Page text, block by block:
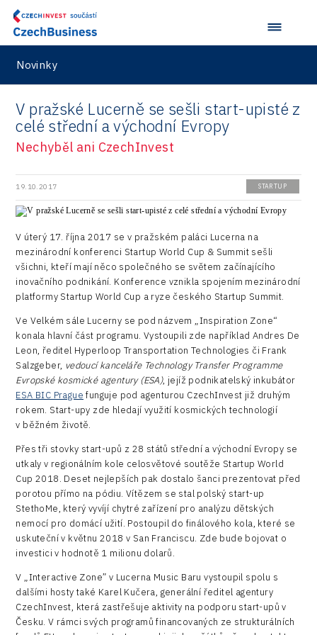
Stavario
VisionCraft
Hunter Games
Kaleido
Services
Testing
City
Drones
Rail
Road
Connectivity
Consulting
Data services
Devices
Infrastructure
Logic/MaaS
R&D
Vehicles
Kreativní průmysl
Podpora podnikání
Průmyslová zóna
Příhraničí
Společenská odpovědnost
Technická infrastruktura
Technické vzdělávání
Zaměstnanost
Investičně atraktivní region 2019
Konference Potenciál místní ekonomiky 2022
Konference Potenciál místní ekonomiky 2021
Konference Potenciál místní ekonomiky 2019
Konference Potenciál místní ekonomiky 2018
Představení průběžného pokroku projektu
Pasportizace
Ústí nad Labem
Novinky
V pražské Lucerně se sešli start-upisté z
celé střední a východní Evropy
Nechyběl ani CzechInvest
19.10.2017 STARTUP
V úterý 17. října 2017 se v pražském paláci Lucerna na
mezinárodní konferenci Startup World Cup & Summit sešli
všichni, kteří mají něco společného se světem začínajícího
inovačního podnikání. Konference vznikla spojením mezinárodní
platformy Startup World Cup a ryze českého Startup Summit.
Ve Velkém sále Lucerny se pod názvem „Inspiration Zone“
konala hlavní část programu. Vystoupili zde například Andres De
Leon, ředitel Hyperloop Transportation Technologies či Frank
Salzgeber, vedoucí kanceláře Technology Transfer Programme
Evropské kosmické agentury (ESA), jejíž podnikatelský inkubátor
ESA BIC Prague funguje pod agenturou CzechInvest již druhým
rokem. Start-upy zde hledají využití kosmických technologií
v běžném životě.
Přes tři stovky start-upů z 28 států střední a východní Evropy se
utkaly v regionálním kole celosvětové soutěže Startup World
Cup 2018. Deset nejlepších pak dostalo šanci prezentovat před
porotou přímo na pódiu. Vítězem se stal polský start-up
StethoMe, který vyvíjí chytré zařízení pro analýzu dětských
nemocí pro domácí užití. Postoupil do finálového kola, které se
uskuteční v květnu 2018 v San Franciscu. Zde bude bojovat o
investici v hodnotě 1 milionu dolarů.
V „Interactive Zone” v Lucerna Music Baru vystoupil spolu s
dalšími hosty také Karel Kučera, generální ředitel agentury
CzechInvest, která zastřešuje aktivity na podporu start-upů v
Česku. V rámci svých programů financovaných ze strukturálních